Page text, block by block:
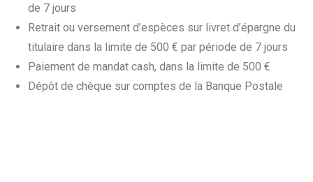
de 7 jours
Retrait ou versement d’espèces sur livret d’épargne du
titulaire dans la limite de 500 € par période de 7 jours
Paiement de mandat cash, dans la limite de 500 €
Dépôt de chèque sur comptes de la Banque Postale